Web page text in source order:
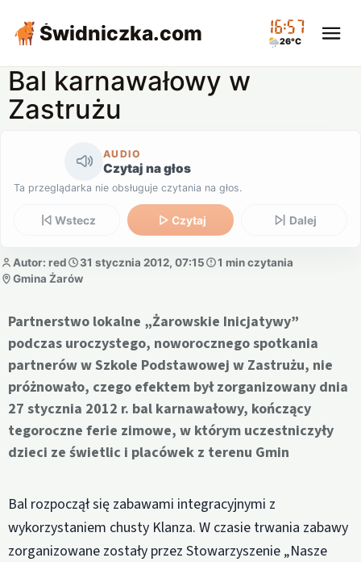
Świdniczka.com 16:57
26°C
Bal karnawałowy w
Zastrużu
AUDIO
Czytaj na głos
Ta przeglądarka nie obsługuje czytania na głos.
Wstecz Czytaj Dalej
Autor: red 31 stycznia 2012, 07:15
1 min czytania
Gmina Żarów
Partnerstwo lokalne „Żarowskie Inicjatywy”
podczas uroczystego, noworocznego spotkania
partnerów w Szkole Podstawowej w Zastrużu, nie
próżnowało, czego efektem był zorganizowany dnia
27 stycznia 2012 r. bal karnawałowy, kończący
tegoroczne ferie zimowe, w którym uczestniczyły
dzieci ze świetlic i placówek z terenu Gmin
Bal rozpoczął się zabawami integracyjnymi z
wykorzystaniem chusty Klanza. W czasie trwania zabawy
zorganizowane zostały przez Stowarzyszenie „Nasze